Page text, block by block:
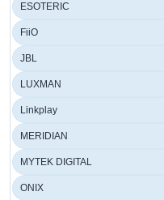
ESOTERIC
FiiO
JBL
LUXMAN
Linkplay
MERIDIAN
MYTEK DIGITAL
ONIX